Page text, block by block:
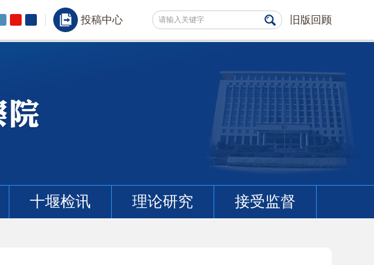
投稿中心 旧版回顾
十堰检讯 理论研究 接受监督